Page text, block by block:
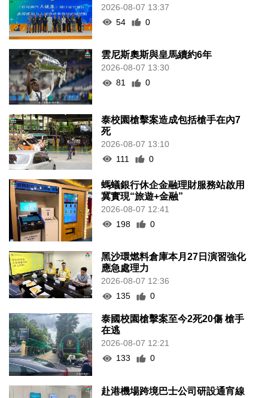
2026-08-07 13:37
54
0
雲尼斯奧斯與皇馬續約6年
2026-08-07 13:30
81
0
泰校園槍擊案造成包括槍手在內7
死
2026-08-07 13:10
111
0
螞蟻銀行休企金融理財服務站啟用
冀實現“旅遊+金融”
2026-08-07 12:41
198
0
黑沙環燃料倉庫本月27日演習強化
應急處理力
2026-08-07 12:36
135
0
泰國校園槍擊案至今2死20傷 槍手
在逃
2026-08-07 12:21
133
0
赴港機場跨境巴士公司研設通宵線